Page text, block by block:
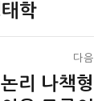
학
다음
리 나책형